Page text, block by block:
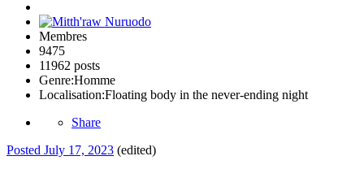
Membres
9475
11962 posts
Genre:Homme
Localisation:Floating body in the never-ending night
Share
Posted July 17, 2023 (edited)